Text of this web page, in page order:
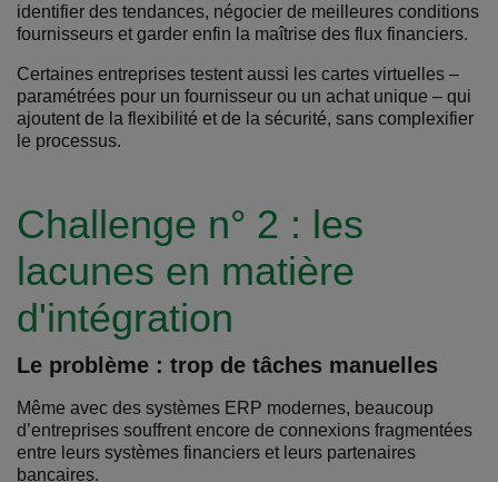
identifier des tendances, négocier de meilleures conditions
fournisseurs et garder enfin la maîtrise des flux financiers.
Certaines entreprises testent aussi les cartes virtuelles –
paramétrées pour un fournisseur ou un achat unique – qui
ajoutent de la flexibilité et de la sécurité, sans complexifier
le processus.
Challenge n° 2 : les
lacunes en matière
d'intégration
Le problème : trop de tâches manuelles
Même avec des systèmes ERP modernes, beaucoup
d’entreprises souffrent encore de connexions fragmentées
entre leurs systèmes financiers et leurs partenaires
bancaires.